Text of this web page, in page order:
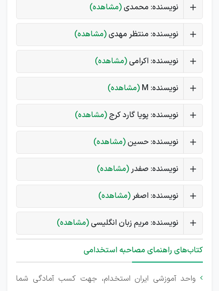
نویسنده: محمدی(مشاهده)
نویسنده: منتظر مهدی(مشاهده)
نویسنده: اکرامی(مشاهده)
نویسنده: M (مشاهده)
نویسنده: پویا گارد کرج(مشاهده)
نویسنده: حسین(مشاهده)
نویسنده: صفدر(مشاهده)
نویسنده: اصغر(مشاهده)
نویسنده: مریم زبان انگلیسی(مشاهده)
کتاب‌های راهنمای مصاحبه استخدامی
 واحد آموزشی ایران استخدام، جهت کسب آمادگی شما